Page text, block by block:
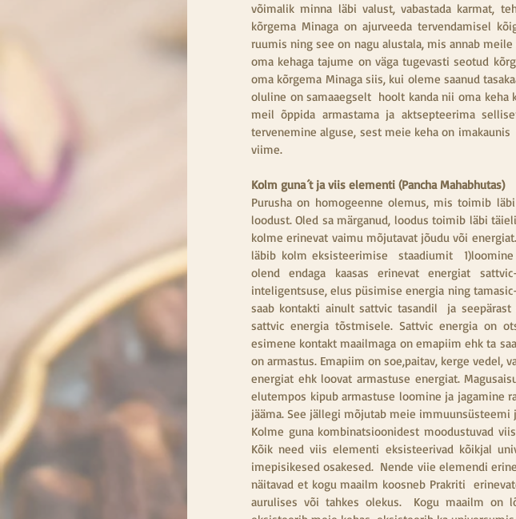
võimalik minna läbi valust, vabastada karmat,
kõrgema Minaga on ajurveeda tervendamisel
ruumis ning see on nagu alustala, mis annab
oma kehaga tajume on väga tugevasti seotud
oma kõrgema Minaga siis, kui oleme saanud
oluline on samaaegselt  hoolt kanda nii oma
meil õppida armastama ja aktsepteerima
tervenemine alguse, sest meie keha on
viime.
Kolm guna´t ja viis elementi (Pancha Mahabhutas)
Purusha on homogeenne olemus, mis toimib
loodust. Oled sa märganud, loodus toimib läbi
kolme erinevat vaimu mõjutavat jõudu või
läbib kolm eksisteerimise  staadiumit
olend endaga kaasas erinevat energiat
inteligentsuse, elus püsimise energia ning
saab kontakti ainult sattvic tasandil  ja
sattvic energia tõstmisele. Sattvic energia on
esimene kontakt maailmaga on emapiim ehk ta
on armastus. Emapiim on soe,paitav, kerge vedel,
energiat ehk loovat armastuse energiat.
elutempos kipub armastuse loomine ja jagamine
jääma. See jällegi mõjutab meie immuunsüsteemi
Kolme guna kombinatsioonidest moodustuvad
Kõik need viis elementi eksisteerivad kõikjal
imepisikesed osakesed.  Nende viie elemendi
näitavad et kogu maailm koosneb Prakriti
aurulises või tahkes olekus.  Kogu maailm on